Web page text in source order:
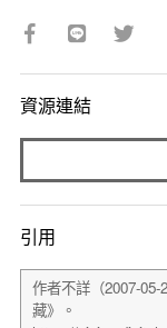
資源連結
引用